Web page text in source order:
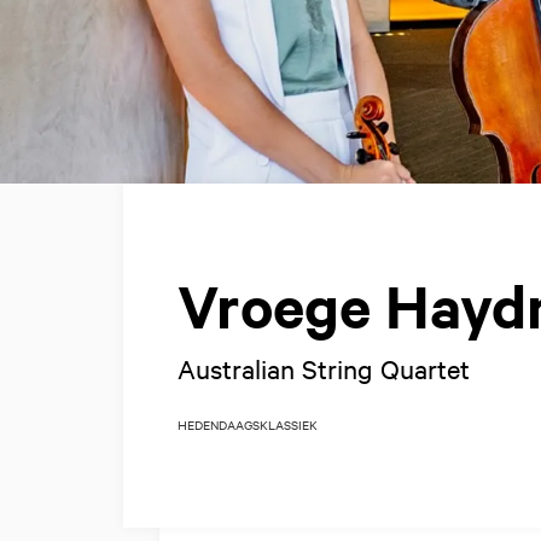
Vroege
Australian String Quartet
HEDENDAAGSKLASSIEK